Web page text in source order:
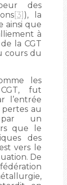
des
[3] ), la
ainsi que
à
la CGT
cours du
les
fut
l’entrée
au
par un
que le
des
vers le
De